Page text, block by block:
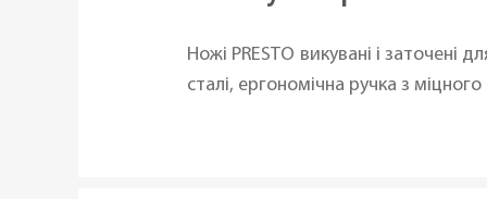
Ножі PRESTO викувані і заточені
сталі, ергономічна ручка з